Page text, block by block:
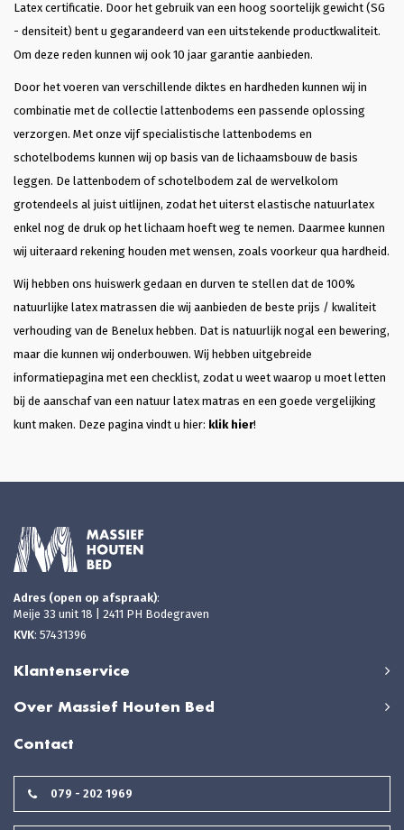
Latex certificatie. Door het gebruik van een hoog soortelijk gewicht (SG
- densiteit) bent u gegarandeerd van een uitstekende productkwaliteit.
Om deze reden kunnen wij ook 10 jaar garantie aanbieden.
Door het voeren van verschillende diktes en hardheden kunnen wij in
combinatie met de collectie lattenbodems een passende oplossing
verzorgen. Met onze vijf specialistische lattenbodems en
schotelbodems kunnen wij op basis van de lichaamsbouw de basis
leggen. De lattenbodem of schotelbodem zal de wervelkolom
grotendeels al juist uitlijnen, zodat het uiterst elastische natuurlatex
enkel nog de druk op het lichaam hoeft weg te nemen. Daarmee kunnen
wij uiteraard rekening houden met wensen, zoals voorkeur qua hardheid.
Wij hebben ons huiswerk gedaan en durven te stellen dat de 100%
natuurlijke latex matrassen die wij aanbieden de beste prijs / kwaliteit
verhouding van de Benelux hebben. Dat is natuurlijk nogal een bewering,
maar die kunnen wij onderbouwen. Wij hebben uitgebreide
informatiepagina met een checklist, zodat u weet waarop u moet letten
bij de aanschaf van een natuur latex matras en een goede vergelijking
kunt maken. Deze pagina vindt u hier: klik hier!
Adres (open op afspraak):
Meije 33 unit 18 | 2411 PH Bodegraven
KVK: 57431396
Klantenservice
Over Massief Houten Bed
Contact
079 - 202 1969